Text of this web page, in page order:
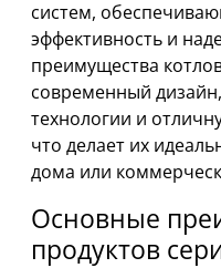
систем,
эффективность и
преимущества
современный
технологии и
что делает их
дома или
Основные
продуктов